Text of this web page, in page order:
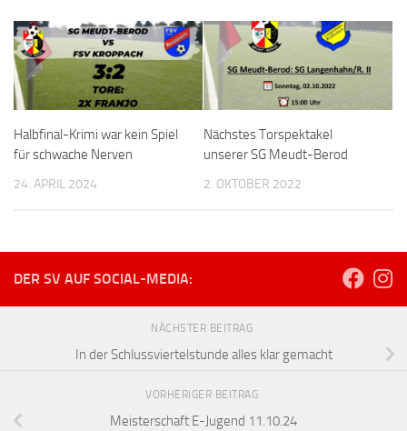
Halbfinal-Krimi war kein Spiel
für schwache Nerven
24. APRIL 2024
Nächstes Torspektakel
unserer SG Meudt-Berod
2. OKTOBER 2022
DER SV AUF SOCIAL-MEDIA:
NÄCHSTER BEITRAG
In der Schlussviertelstunde alles klar gemacht
VORHERIGER BEITRAG
Meisterschaft E-Jugend 11.10.24